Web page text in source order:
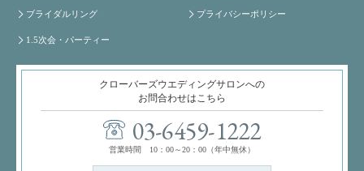
ブライダルリング
1.5次会・パーティー
プライバシーポリシー
クローバーズウエディングサロンへの
お問合わせはこちら
03-6459-1222
営業時間 10：00～20：00（年中無休）